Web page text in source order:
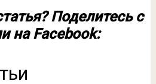
Поделитесь с
на Facebook: